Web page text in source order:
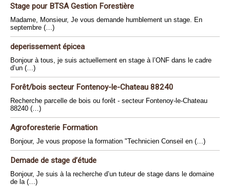
Stage pour BTSA Gestion Forestière
Madame, Monsieur, Je vous demande humblement un stage. En
septembre (…)
deperissement épicea
Bonjour à tous, je suis actuellement en stage à l’ONF dans le cadre
d’un (…)
Forêt/bois secteur Fontenoy-le-Chateau 88240
Recherche parcelle de bois ou forêt - secteur Fontenoy-le-Chateau
88240 (…)
Agroforesterie Formation
Bonjour, Je vous propose la formation "Technicien Conseil en (…)
Demade de stage d’étude
Bonjour, Je suis à la recherche d’un tuteur de stage dans le domaine
de la (…)